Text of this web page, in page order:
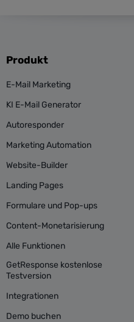
Produkt
E-Mail Marketing
KI E-Mail Generator
Autoresponder
Marketing Automation
Website-Builder
Landing Pages
Formulare und Pop-ups
Content-Monetarisierung
Alle Funktionen
GetResponse kostenlose
Testversion
Integrationen
Demo buchen